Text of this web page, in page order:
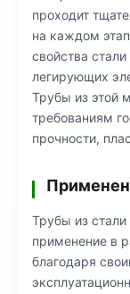
проходит
на каждом
свойства
легирующих
Трубы из этой
требованиям
прочности,
Трубы из
применение в
благодаря